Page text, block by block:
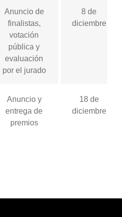
Anuncio de
finalistas,
votación
pública y
evaluación
por el jurado
8 de
diciembre
Anuncio y
entrega de
premios
18 de
diciembre